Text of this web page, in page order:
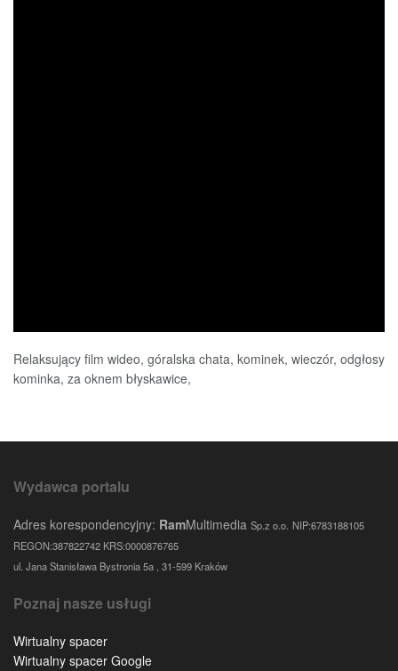
Relaksujący film wideo, góralska chata, kominek, wieczór, odgłosy
kominka, za oknem błyskawice,
Wydawca portalu
Adres korespondencyjny: RamMultimedia Sp.z o.o. NIP:6783188105
REGON:387822742 KRS:0000876765
ul. Jana Stanisława Bystronia 5a , 31-599 Kraków
Poznaj nasze usługi
Wirtualny spacer
Wirtualny spacer Google